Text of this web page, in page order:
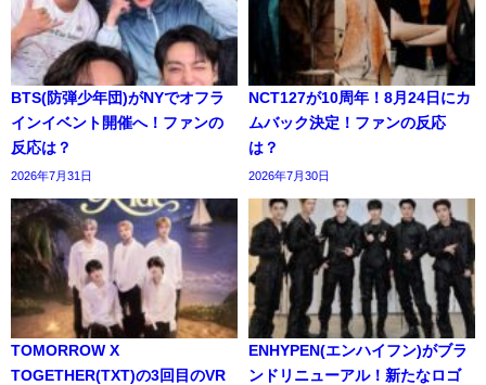
BTS(防弾少年団)がNYでオフラ
インイベント開催へ！ファンの
反応は？
2026年7月31日
NCT127が10周年！8月24日にカ
ムバック決定！ファンの反応
は？
2026年7月30日
TOMORROW X
TOGETHER(TXT)の3回目のVR
ENHYPEN(エンハイフン)がブラ
ンドリニューアル！新たなロゴ